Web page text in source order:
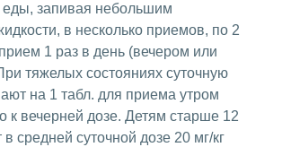
еды, запивая небольшим
в несколько приемов, по 2
1 раз в день (вечером или
тяжелых состояниях суточную
на 1 табл. для приема утром
к вечерней дозе. Детям старше 12
в средней суточной дозе 20 мг/кг